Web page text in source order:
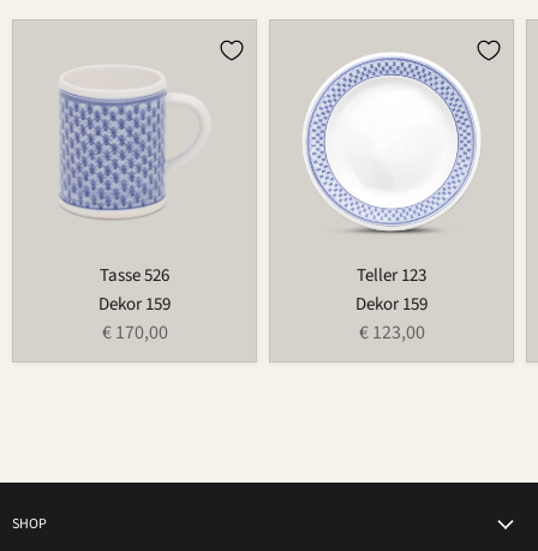
Tasse 526
Dekor 159
€ 170,00
Teller 123
Dekor 159
€ 123,00
SHOP